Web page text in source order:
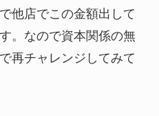
他店でこの金額出して
。なので資本関係の無
再チャレンジしてみて